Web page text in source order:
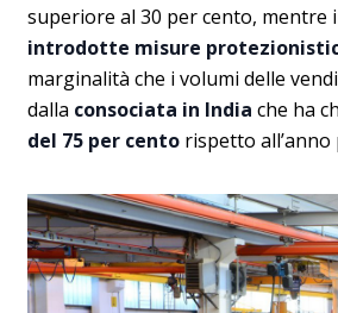
superiore al 30 per cento, mentre
introdotte misure
marginalità che i volumi delle
dalla consociata in India che ha
del 75 per cento rispetto all’anno